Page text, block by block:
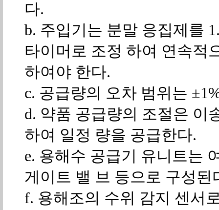
다.
b. 주입기는 분말 응집제를
타이머로 조정 하여 연속적
하여야 한다.
c. 공급량의 오차 범위는
d. 약품 공급량의 조절은 이
하여 일정 량을 공급한다.
e. 용해수 공급기 유니트는
게이트 밸 브 등으로 구성된
f. 용해조의 수위 감지 센서